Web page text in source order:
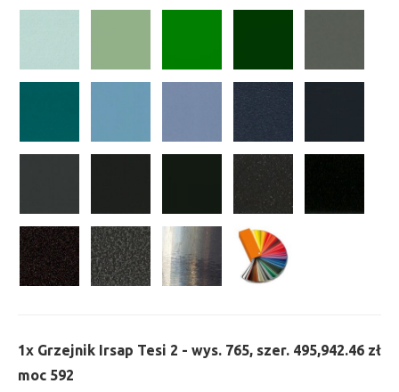
1x Grzejnik Irsap Tesi 2 - wys. 765, szer. 495,
moc 592
942.46 zł